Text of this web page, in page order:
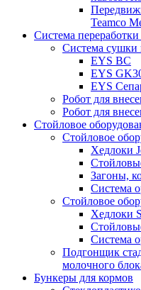
Teamco
Система переработки
Система сушки
EYS BC
EYS
EYS
Робот для
Робот для
Стойловое
Стойловое
Хедлоки
Загоны,
Система
Стойловое
Хедлоки
Система
Подгонщик
молочного
Бункеры для кормов